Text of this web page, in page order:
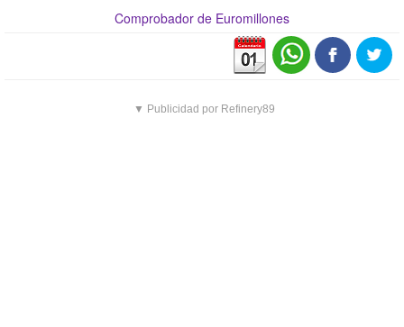
Comprobador de Euromillones
▼ Publicidad por Refinery89